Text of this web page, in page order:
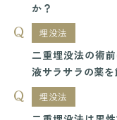
か？
埋没法
二重埋没法の術
液サラサラの薬
埋没法